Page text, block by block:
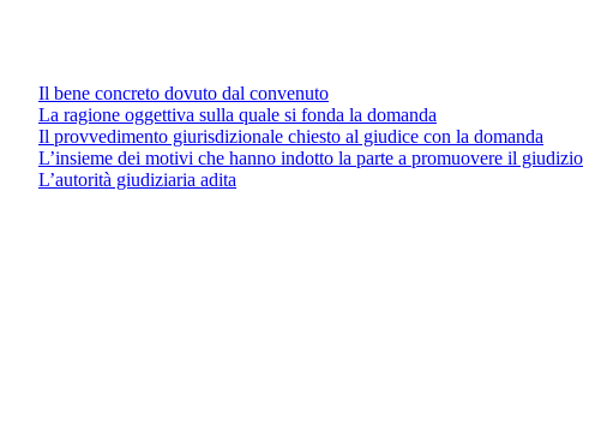
Il bene concreto dovuto dal convenuto
La ragione oggettiva sulla quale si fonda la domanda
Il provvedimento giurisdizionale chiesto al giudice con la domanda
L’insieme dei motivi che hanno indotto la parte a promuovere il giudizio
L’autorità giudiziaria adita